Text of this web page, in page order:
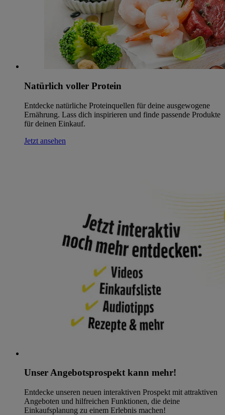
Natürlich voller Protein
Entdecke natürliche Proteinquellen für deine ausgewogene
Ernährung. Lass dich inspirieren und finde passende Produkte
für deinen Einkauf.
Jetzt ansehen
Unser Angebotsprospekt kann mehr!
Entdecke unseren neuen interaktiven Prospekt mit attraktiven
Angeboten und hilfreichen Funktionen, die deine
Einkaufsplanung zu einem Erlebnis machen!